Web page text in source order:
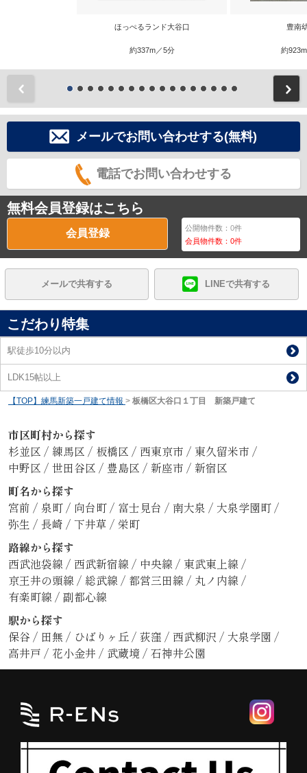
ほっぺるランド大谷口
約337m／5分
豊南
約
メールでお問い合わせする(無料)
電話でお問い合わせする
無料会員登録はこちら
会員登録 公開物件数：0件
会員物件数：0件
メールで共有する LINEで共有する
こだわり特集
駅徒歩10分以内
LDK15帖以上
【TOP】練馬新築一戸建て情報 > 板橋区大谷口１丁目 新築戸建て
市区町村から探す
杉並区 / 練馬区 / 板橋区 / 西東京市 / 東久留米市 /
中野区 / 世田谷区 / 豊島区 / 新座市 / 新宿区
町名から探す
宮前 / 泉町 / 向台町 / 富士見台 / 南大泉 / 大泉学園町 /
弥生 / 長崎 / 下井草 / 栄町
路線から探す
西武池袋線 / 西武新宿線 / 中央線 / 東武東上線 /
京王井の頭線 / 総武線 / 都営三田線 / 丸ノ内線 /
有楽町線 / 副都心線
駅から探す
保谷 / 田無 / ひばりヶ丘 / 荻窪 / 西武柳沢 / 大泉学園 /
高井戸 / 花小金井 / 武蔵境 / 石神井公園